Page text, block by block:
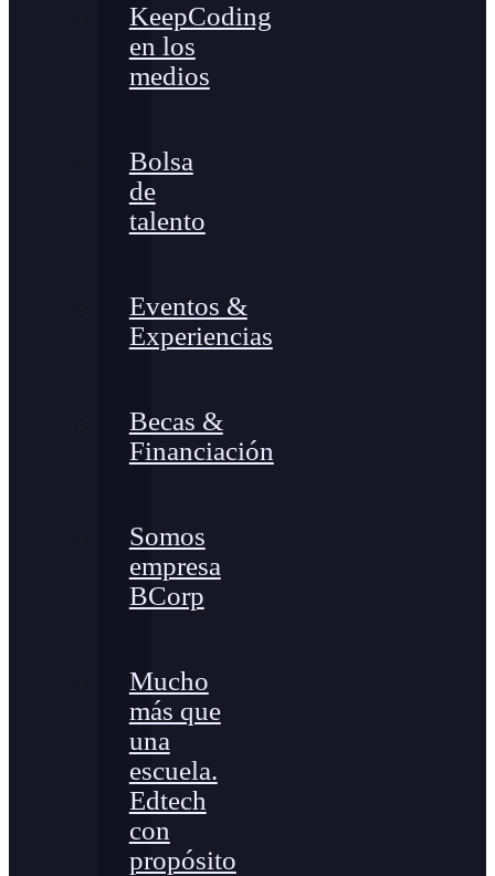
KeepCoding
en los
medios
Bolsa
de
talento
Eventos &
Experiencias
Becas &
Financiación
Somos
empresa
BCorp
Mucho
más que
una
escuela.
Edtech
con
propósito